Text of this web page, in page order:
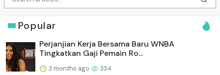
Popular
Perjanjian Kerja Bersama Baru WNBA
Tingkatkan Gaji Pemain Ro...
3 months ago 334